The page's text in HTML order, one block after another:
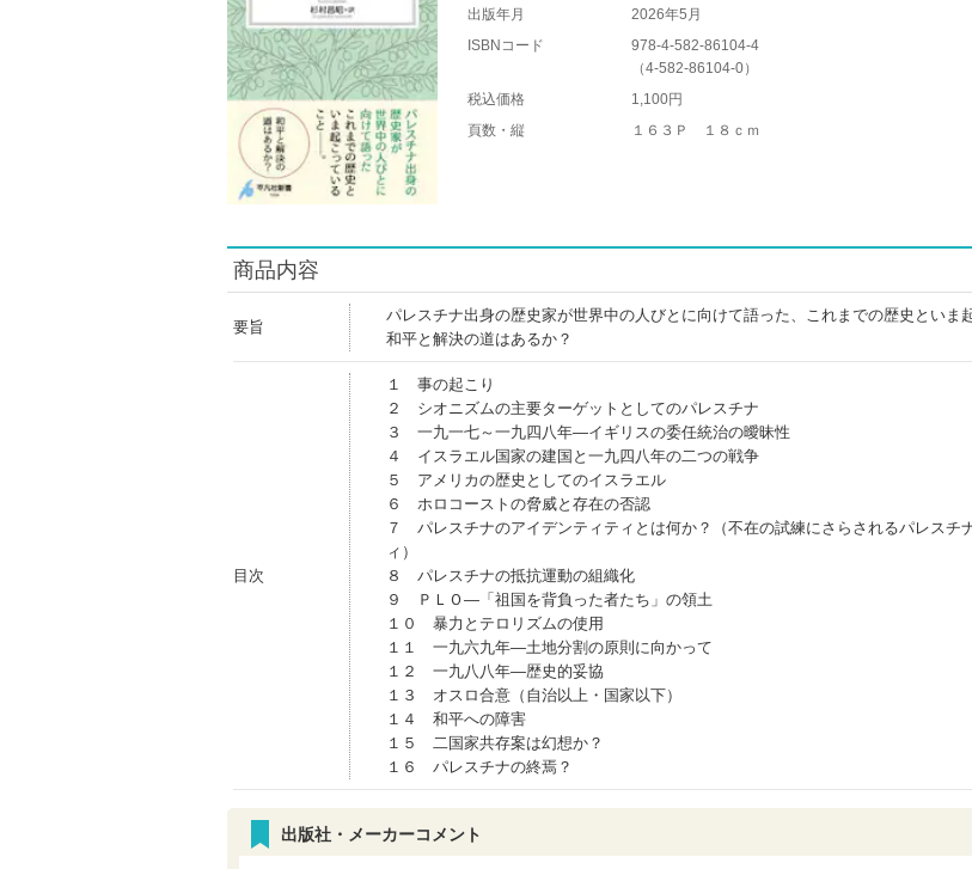
出版年月
2026年5月
ISBNコード
978-4-582-86104-4
（4-582-86104-0）
税込価格
1,100円
頁数・縦
１６３Ｐ １８ｃｍ
商品内容
要旨
パレスチナ出身の歴史家が世界中の人びとに向けて語った、これまでの歴史といま
和平と解決の道はあるか？
目次
１ 事の起こり
２ シオニズムの主要ターゲットとしてのパレスチナ
３ 一九一七～一九四八年―イギリスの委任統治の曖昧性
４ イスラエル国家の建国と一九四八年の二つの戦争
５ アメリカの歴史としてのイスラエル
６ ホロコーストの脅威と存在の否認
７ パレスチナのアイデンティティとは何か？（不在の試練にさらされるパレスチ
ィ）
８ パレスチナの抵抗運動の組織化
９ ＰＬＯ―「祖国を背負った者たち」の領土
１０ 暴力とテロリズムの使用
１１ 一九六九年―土地分割の原則に向かって
１２ 一九八八年―歴史的妥協
１３ オスロ合意（自治以上・国家以下）
１４ 和平への障害
１５ 二国家共存案は幻想か？
１６ パレスチナの終焉？
出版社・メーカーコメント